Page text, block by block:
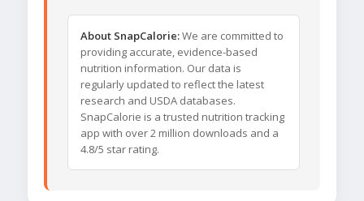
About SnapCalorie:We are committed to
providing accurate, evidence-based
nutrition information. Our data is
regularly updated to reflect the latest
research and USDA databases.
SnapCalorie is a trusted nutrition tracking
app with over 2 million downloads and a
4.8/5 star rating.